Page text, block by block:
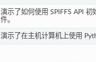
演示了如何使用 SPIFFS API
件。
演示了在主机计算机上使用